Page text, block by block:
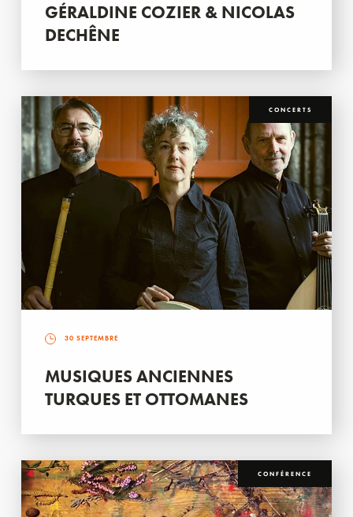
GÉRALDINE COZIER & NICOLAS
DECHÊNE
CONCERTS
30 SEPTEMBRE
MUSIQUES ANCIENNES
TURQUES ET OTTOMANES
CONFÉRENCE